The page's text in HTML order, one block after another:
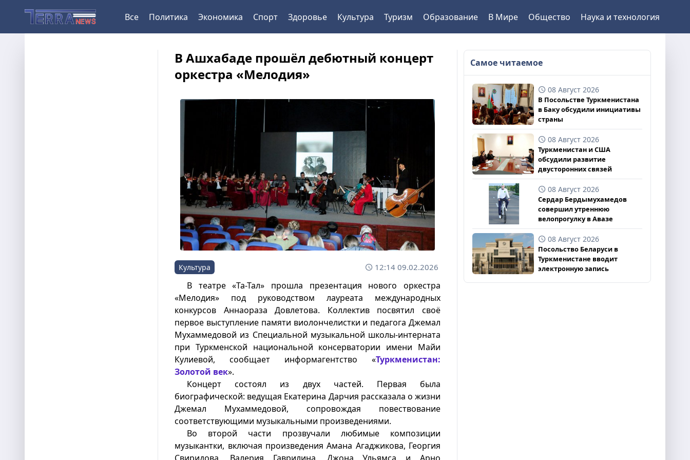
Все Политика Экономика Спорт Здоровье Культура Туризм Образование В Мире Общество Наука и технология
В Ашхабаде прошёл дебютный концерт
оркестра «Мелодия»
Культура 12:14 09.02.2026
В театре «Та-Тал» прошла презентация нового оркестра
«Мелодия» под руководством лауреата международных
конкурсов Аннаораза Довлетова. Коллектив посвятил своё
первое выступление памяти виолончелистки и педагога Джемал
Мухаммедовой из Специальной музыкальной школы-интерната
при Туркменской национальной консерватории имени Майи
Кулиевой, сообщает информагентство «Туркменистан:
Золотой век».
Концерт состоял из двух частей. Первая была
биографической: ведущая Екатерина Дарчия рассказала о жизни
Джемал Мухаммедовой, сопровождая повествование
соответствующими музыкальными произведениями.
Во второй части прозвучали любимые композиции
музыкантки, включая произведения Амана Агаджикова, Георгия
Самое читаемое
08 Август 2026
В Посольстве Туркменистана
в Баку обсудили инициативы
страны
08 Август 2026
Туркменистан и США
обсудили развитие
двусторонних связей
08 Август 2026
Сердар Бердымухамедов
совершил утреннюю
велопрогулку в Авазе
08 Август 2026
Посольство Беларуси в
Туркменистане вводит
электронную запись